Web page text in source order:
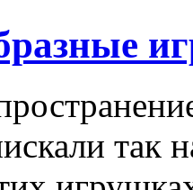
так